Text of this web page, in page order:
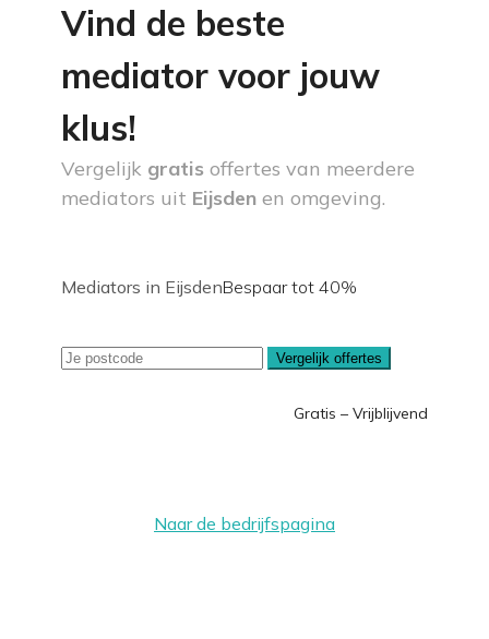
Vind de beste
mediator voor jouw
klus!
Vergelijk gratis offertes van meerdere
mediators uit Eijsden en omgeving.
Mediators in EijsdenBespaar tot 40%
Vergelijk offertes
Gratis – Vrijblijvend
Naar de bedrijfspagina